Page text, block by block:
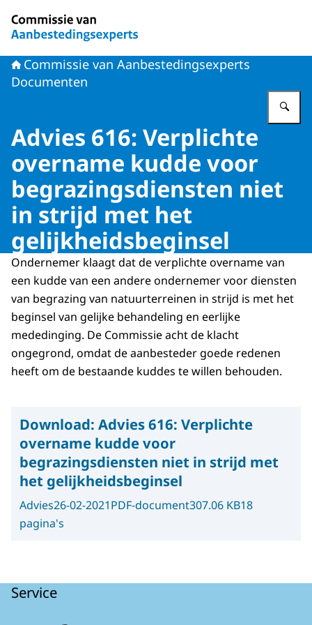
Commissie van Aanbestedingsexperts
Documenten
Advies 616: Verplichte
overname kudde voor
begrazingsdiensten niet
in strijd met het
gelijkheidsbeginsel
Ondernemer klaagt dat de verplichte overname van
een kudde van een andere ondernemer voor diensten
van begrazing van natuurterreinen in strijd is met het
beginsel van gelijke behandeling en eerlijke
mededinging. De Commissie acht de klacht
ongegrond, omdat de aanbesteder goede redenen
heeft om de bestaande kuddes te willen behouden.
Download: Advies 616: Verplichte
overname kudde voor
begrazingsdiensten niet in strijd met
het gelijkheidsbeginsel
Advies26-02-2021PDF-document307.06 KB18
pagina's
Service